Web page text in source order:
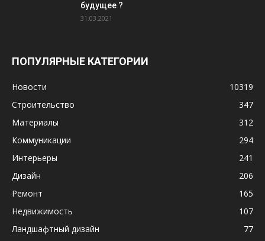
будущее ?
31.03.2021
ПОПУЛЯРНЫЕ КАТЕГОРИИ
Новости
10319
Строительство
347
Материалы
312
Коммуникации
294
Интерьеры
241
Дизайн
206
Ремонт
165
Недвижимость
107
Ландшафтный дизайн
77